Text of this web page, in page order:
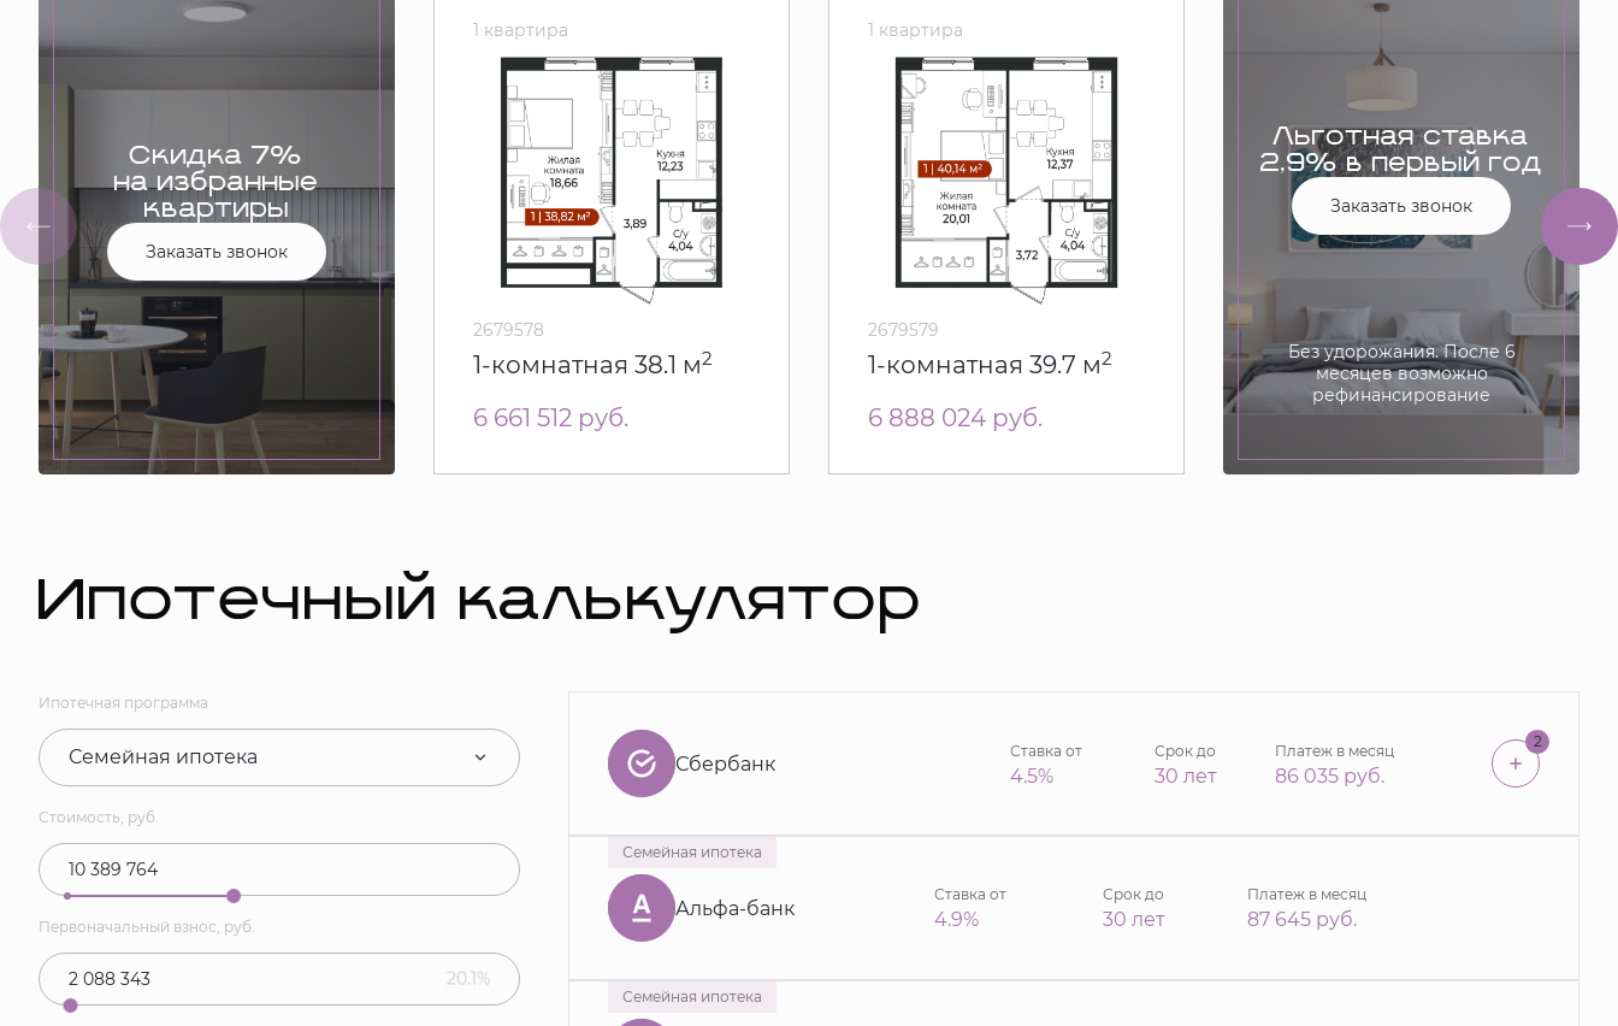
Скидка 7%
на избранные
квартиры
Заказать звонок
1 квартира
2679578
1-комнатная 38.1 м2
6 661 512 руб.
1 квартира
2679579
1-комнатная 39.7 м2
6 888 024 руб.
Льготная ставка
2,9% в первый год
Заказать звонок
Без удорожания. После 6
месяцев возможно
рефинансирование
Ипотечный калькулятор
Ипотечная программа
Семейная ипотека
Стоимость, руб.
Первоначальный взнос, руб.
20.1%
Сбербанк
Ставка от
4.5%
Срок до
30 лет
Платеж в месяц
86 035 руб.
2
Альфа-банк
Семейная ипотека
Ставка от
4.9%
Срок до
30 лет
Платеж в месяц
87 645 руб.
Семейная ипотека